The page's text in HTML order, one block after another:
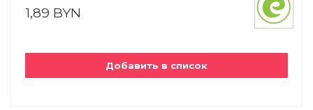
1,89 BYN
Добавить в список